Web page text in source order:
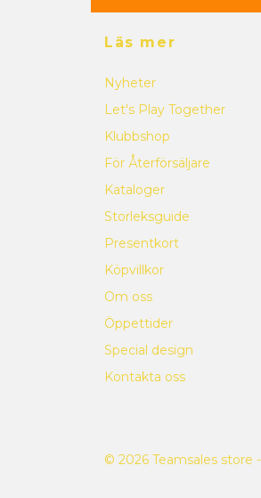
Läs mer
Nyheter
Let's Play Together
Klubbshop
För Återförsäljare
Kataloger
Storleksguide
Presentkort
Köpvillkor
Om oss
Öppettider
Special design
Kontakta oss
© 2026 Teamsales store